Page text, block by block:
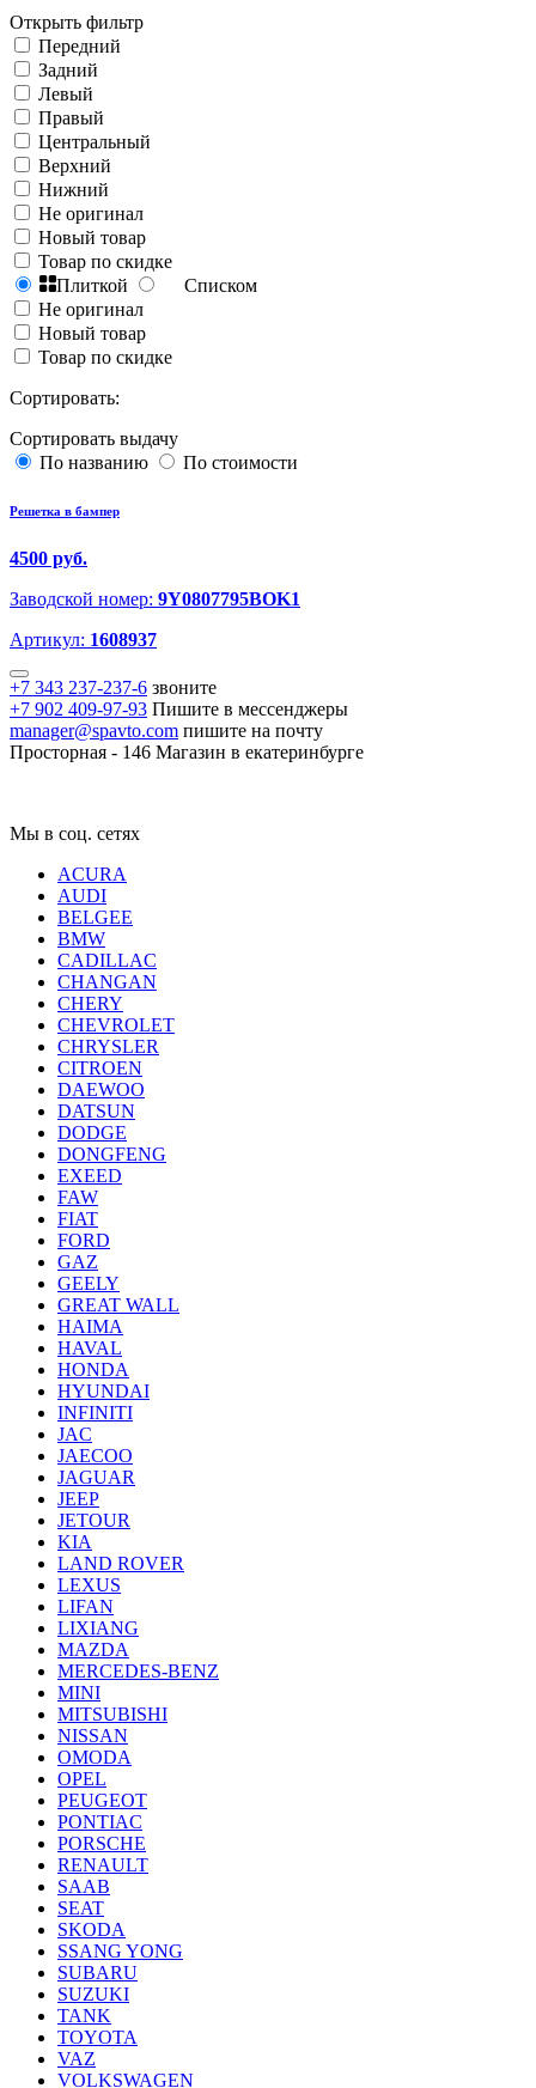
Открыть фильтр
Передний
Задний
Левый
Правый
Центральный
Верхний
Нижний
Не оригинал
Новый товар
Товар по скидке
Плиткой
Списком
Не оригинал
Новый товар
Товар по скидке
Сортировать:
Сортировать выдачу
По названию
По стоимости
Решетка в бампер
4500 руб.
Заводской номер: 9Y0807795BOK1
Артикул: 1608937
+7 343 237-237-6 звоните
+7 902 409-97-93 Пишите в мессенджеры
manager@spavto.com пишите на почту
Просторная - 146 Магазин в екатеринбурге
Мы в соц. сетях
ACURA
AUDI
BELGEE
BMW
CADILLAC
CHANGAN
CHERY
CHEVROLET
CHRYSLER
CITROEN
DAEWOO
DATSUN
DODGE
DONGFENG
EXEED
FAW
FIAT
FORD
GAZ
GEELY
GREAT WALL
HAIMA
HAVAL
HONDA
HYUNDAI
INFINITI
JAC
JAECOO
JAGUAR
JEEP
JETOUR
KIA
LAND ROVER
LEXUS
LIFAN
LIXIANG
MAZDA
MERCEDES-BENZ
MINI
MITSUBISHI
NISSAN
OMODA
OPEL
PEUGEOT
PONTIAC
PORSCHE
RENAULT
SAAB
SEAT
SKODA
SSANG YONG
SUBARU
SUZUKI
TANK
TOYOTA
VAZ
VOLKSWAGEN